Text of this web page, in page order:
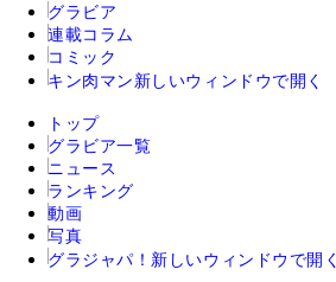
グラビア
連載コラム
コミック
キン肉マン 新しいウィンドウで開く
トップ
グラビア一覧
ニュース
ランキング
動画
写真
グラジャパ！ 新しいウィンドウで開く